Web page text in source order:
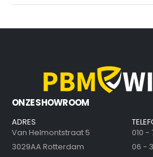
ONZE SHOWROOM
ADRES
Van Helmontstraat 5
3029AA Rotterdam
010 -
06 -